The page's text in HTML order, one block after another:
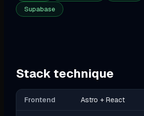
Supabase
Stack technique
Frontend Astro + React